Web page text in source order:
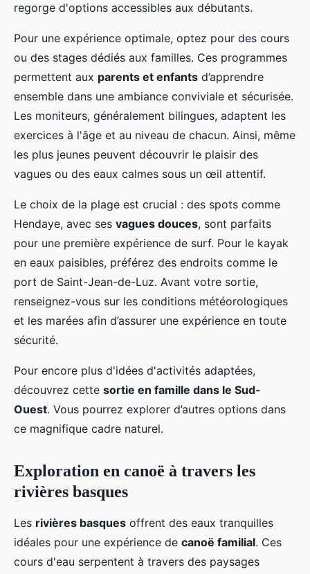
regorge d'options accessibles aux débutants.
Pour une expérience optimale, optez pour des cours
ou des stages dédiés aux familles. Ces programmes
permettent aux parents et enfants d’apprendre
ensemble dans une ambiance conviviale et sécurisée.
Les moniteurs, généralement bilingues, adaptent les
exercices à l'âge et au niveau de chacun. Ainsi, même
les plus jeunes peuvent découvrir le plaisir des
vagues ou des eaux calmes sous un œil attentif.
Le choix de la plage est crucial : des spots comme
Hendaye, avec ses vagues douces, sont parfaits
pour une première expérience de surf. Pour le kayak
en eaux paisibles, préférez des endroits comme le
port de Saint-Jean-de-Luz. Avant votre sortie,
renseignez-vous sur les conditions météorologiques
et les marées afin d’assurer une expérience en toute
sécurité.
Pour encore plus d'idées d'activités adaptées,
découvrez cette sortie en famille dans le Sud-
Ouest. Vous pourrez explorer d’autres options dans
ce magnifique cadre naturel.
Exploration en canoë à travers les
rivières basques
Les rivières basques offrent des eaux tranquilles
idéales pour une expérience de canoë familial. Ces
cours d'eau serpentent à travers des paysages